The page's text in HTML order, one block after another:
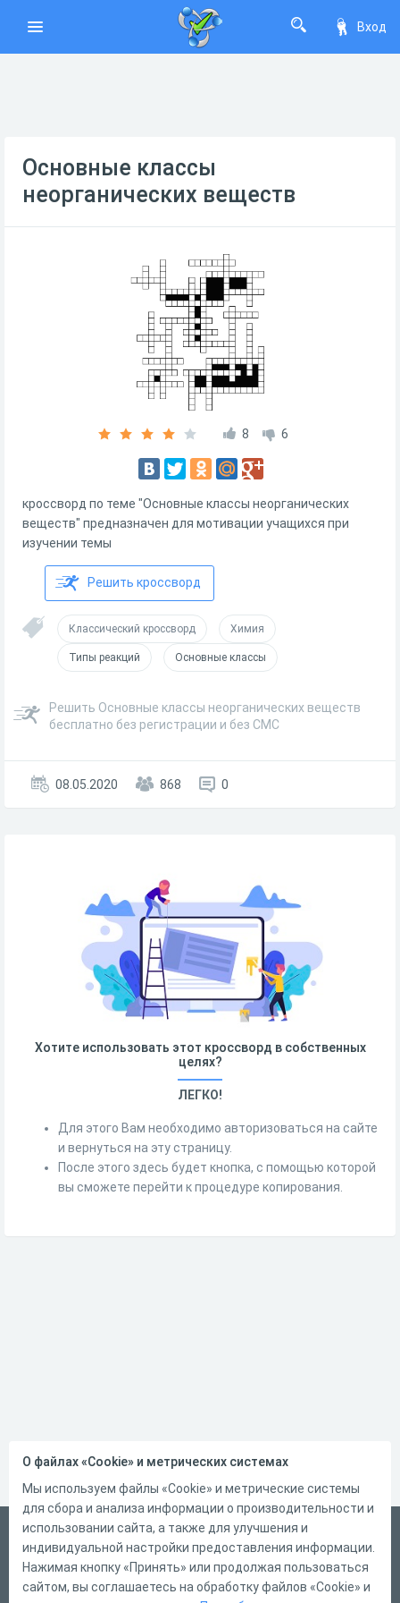
Вход
Основные классы
неорганических веществ
8 6
кроссворд по теме "Основные классы неорганических
веществ" предназначен для мотивации учащихся при
изучении темы
Решить кроссворд
Классический кроссворд Химия
Типы реакций Основные классы
Решить Основные классы неорганических веществ
бесплатно без регистрации и без СМС
08.05.2020 868 0
Хотите использовать этот кроссворд в собственных
целях?
ЛЕГКО!
Для этого Вам необходимо авторизоваться на сайте
и вернуться на эту страницу.
После этого здесь будет кнопка, с помощью которой
вы сможете перейти к процедуре копирования.
Русский
Справка
Форма обратной связи
О файлах «Cookie» и метрических системах
Мы используем файлы «Cookie» и метрические системы
для сбора и анализа информации о производительности и
использовании сайта, а также для улучшения и
индивидуальной настройки предоставления информации.
Нажимая кнопку «Принять» или продолжая пользоваться
сайтом, вы соглашаетесь на обработку файлов «Cookie» и